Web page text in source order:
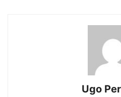
Ugo